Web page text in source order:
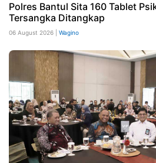
Polres Bantul Sita 160 Tablet
Tersangka Ditangkap
06 August 2026 | Wagino